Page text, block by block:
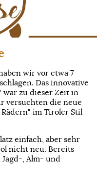
wir vor etwa 7
Das innovative
war zu dieser Zeit in
versuchten die neue
im Tiroler Stil
einfach, aber sehr
nicht neu. Bereits
, Alm- und